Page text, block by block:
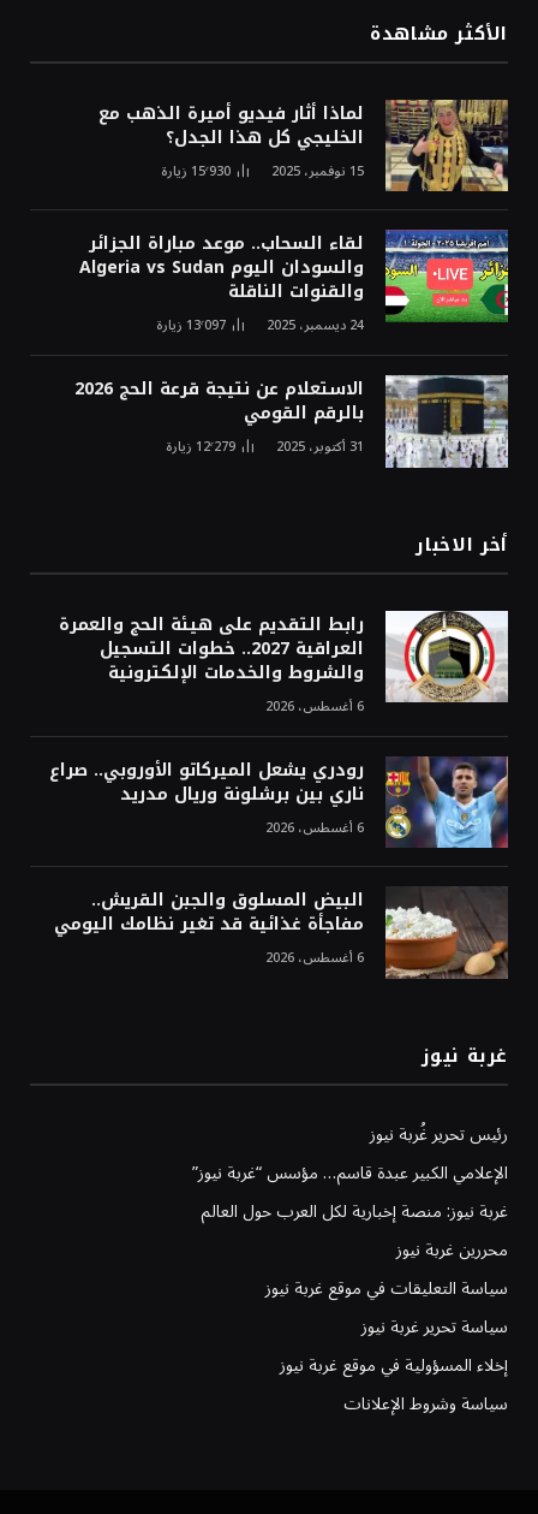
الأكثر مشاهدة
لماذا أثار فيديو أميرة الذهب مع
الخليجي كل هذا الجدل؟
15 نوفمبر، 2025 15٬930 زيارة
لقاء السحاب.. موعد مباراة الجزائر
والسودان اليوم Algeria vs Sudan
والقنوات الناقلة
24 ديسمبر، 2025 13٬097 زيارة
الاستعلام عن نتيجة قرعة الحج 2026
بالرقم القومي
31 أكتوبر، 2025 12٬279 زيارة
أخر الاخبار
رابط التقديم على هيئة الحج والعمرة
العراقية 2027.. خطوات التسجيل
والشروط والخدمات الإلكترونية
6 أغسطس، 2026
رودري يشعل الميركاتو الأوروبي.. صراع
ناري بين برشلونة وريال مدريد
6 أغسطس، 2026
البيض المسلوق والجبن القريش..
مفاجأة غذائية قد تغير نظامك اليومي
6 أغسطس، 2026
غربة نيوز
رئيس تحرير غُربة نيوز
الإعلامي الكبير عبدة قاسم… مؤسس “غربة نيوز”
غربة نيوز: منصة إخبارية لكل العرب حول العالم
محررين غربة نيوز
سياسة التعليقات في موقع غربة نيوز
سياسة تحرير غربة نيوز
إخلاء المسؤولية في موقع غربة نيوز
سياسة وشروط الإعلانات